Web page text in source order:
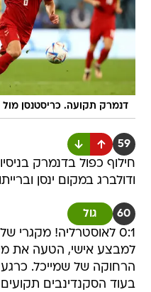
דנמרק תקועה. כריסטנסן מול
59
חילוף כפול בדנמרק
ודולברג במקום ינסן
60 גול
0:1 לאוסטרליה!
למבצע אישי, הטעה את
הרחוקה של שמייכל.
בעוד הסקנדינבים